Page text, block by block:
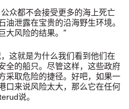
公众都不会接受更多的海上死亡
泄露在宝贵的沿海野生环境。
风险的结果。 ”
这就是为什么我们看到他们在
全的船只。尽管这样，这些政府
采取危险的捷径。好吧，如果一
口来说风险太大，那么它在任何
说。